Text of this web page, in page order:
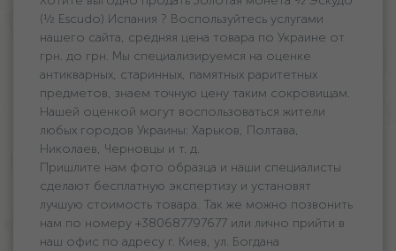
(½ Escudo) Испания ? Воспользуйтесь услугами
нашего сайта, средняя цена товара по Украине oт
грн. дo грн. Мы специализируемся на оценке
антикварных, старинных, памятных раритетных
предметов, знаем точную цену таким сокровищам.
Нашей оценкой могут воспользоваться жители
любых городов Украины: Харьков, Полтава,
Николаев, Черновцы и т. д.
Пришлите нам фото образца и наши специалисты
сделают бесплатную экспертизу и установят
лучшую стоимость товара. Так же можно позвонить
нам по номеру +380687797677 или лично прийти в
наш офис по адресу г. Киев, ул. Богдана